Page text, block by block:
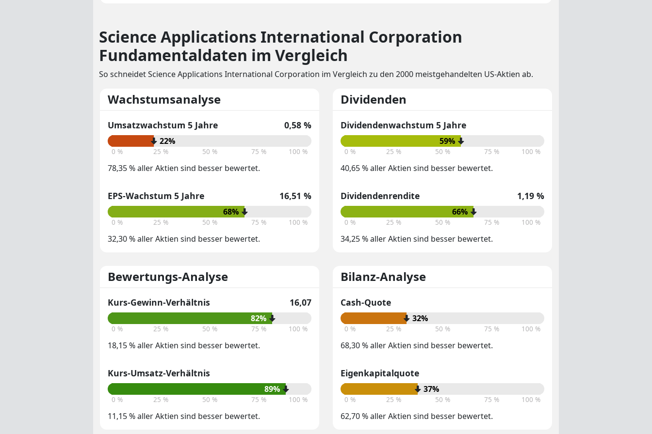
Science Applications International Corporation
Fundamentaldaten im Vergleich
So schneidet Science Applications International Corporation im Vergleich zu den 2000 meistgehandelten US-Aktien ab.
Wachstumsanalyse
Umsatzwachstum 5 Jahre 0,58 %
22%
0 % 25 % 50 % 75 % 100 %
78,35 % aller Aktien sind besser bewertet.
EPS-Wachstum 5 Jahre 16,51 %
68%
0 % 25 % 50 % 75 % 100 %
32,30 % aller Aktien sind besser bewertet.
Dividenden
Dividendenwachstum 5 Jahre
59%
0 % 25 % 50 % 75 % 100 %
40,65 % aller Aktien sind besser bewertet.
Dividendenrendite 1,19 %
66%
0 % 25 % 50 % 75 % 100 %
34,25 % aller Aktien sind besser bewertet.
Bewertungs-Analyse
Kurs-Gewinn-Verhältnis 16,07
82%
0 % 25 % 50 % 75 % 100 %
18,15 % aller Aktien sind besser bewertet.
Kurs-Umsatz-Verhältnis
89%
0 % 25 % 50 % 75 % 100 %
11,15 % aller Aktien sind besser bewertet.
Bilanz-Analyse
Cash-Quote
32%
0 % 25 % 50 % 75 % 100 %
68,30 % aller Aktien sind besser bewertet.
Eigenkapitalquote
37%
0 % 25 % 50 % 75 % 100 %
62,70 % aller Aktien sind besser bewertet.